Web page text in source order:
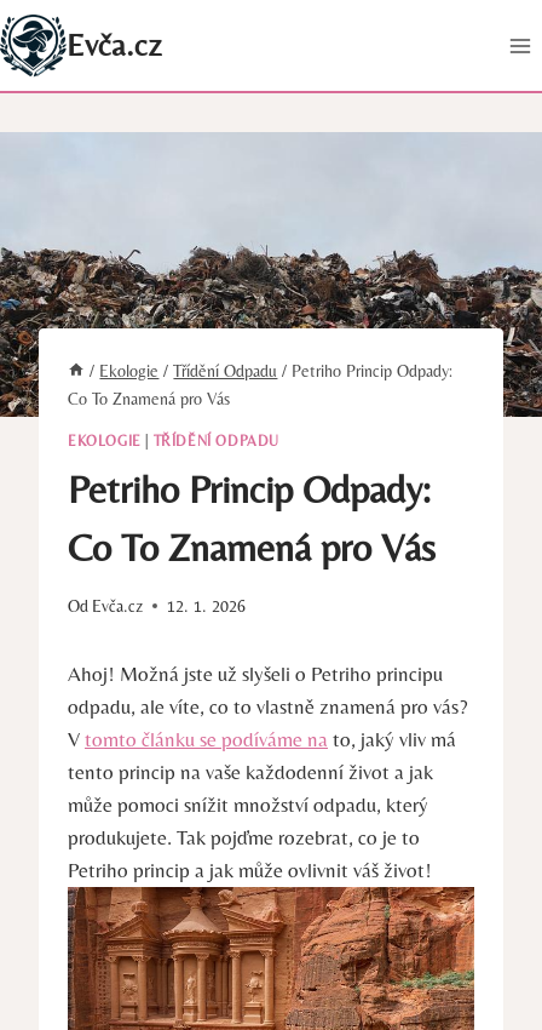
Přeskočit
na
obsah
Evča.cz
/ Ekologie / Třídění Odpadu / Petriho Princip Odpady:
Co To Znamená pro Vás
EKOLOGIE TŘÍDĚNÍ ODPADU
Petriho Princip Odpady:
Co To Znamená pro Vás
Od Evča.cz 12. 1. 2026
Ahoj! Možná jste už slyšeli o Petriho principu
odpadu, ale ‍víte,‌ co ​to vlastně‌ znamená pro vás?
V tomto článku⁢ se podíváme na to, jaký vliv má
tento princip na​ vaše každodenní život⁣ a jak
⁣může‌ pomoci snížit ‍množství ‌odpadu, ⁣který
produkujete. Tak pojďme rozebrat, co je to
Petriho princip a jak může ovlivnit váš život!